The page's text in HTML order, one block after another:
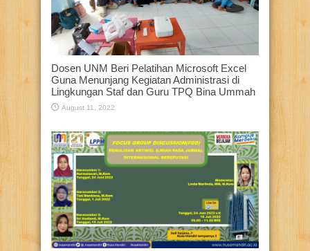
Dosen UNM Beri Pelatihan Microsoft Excel
Guna Menunjang Kegiatan Administrasi di
Lingkungan Staf dan Guru TPQ Bina Ummah
August 11, 2022